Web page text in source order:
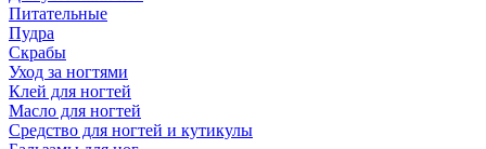
Питательные
Пудра
Скрабы
Уход за ногтями
Клей для ногтей
Масло для ногтей
Средство для ногтей и кутикулы